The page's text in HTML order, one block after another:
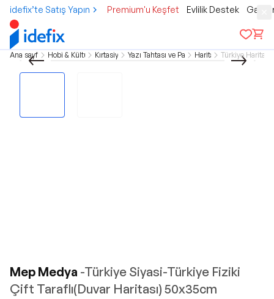
idefix’te Satış Yapın Premium'u Keşfet Evlilik Destek
Ana sayfa Hobi & Kültür Kırtasiye Yazı Tahtası ve Pano Harita Türkiye Haritası
Mep Medya -Türkiye Siyasi-Türkiye Fiziki
Çift Taraflı(Duvar Haritası) 50x35cm